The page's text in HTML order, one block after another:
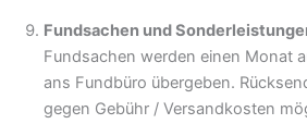
Fundsachen und
Fundsachen werden einen Monat
ans Fundbüro übergeben.
gegen Gebühr / Versandkosten